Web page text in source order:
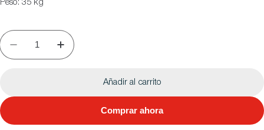
Peso: 35 kg
Añadir al carrito
Comprar ahora